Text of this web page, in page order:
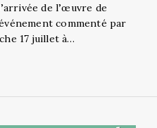
de l’œuvre de
commenté par
17 juillet à…